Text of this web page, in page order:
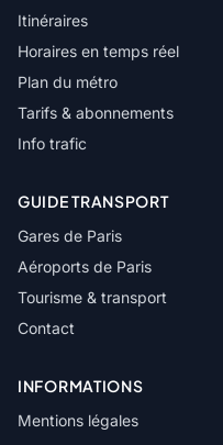
Itinéraires
Horaires en temps réel
Plan du métro
Tarifs & abonnements
Info trafic
GUIDE TRANSPORT
Gares de Paris
Aéroports de Paris
Tourisme & transport
Contact
INFORMATIONS
Mentions légales